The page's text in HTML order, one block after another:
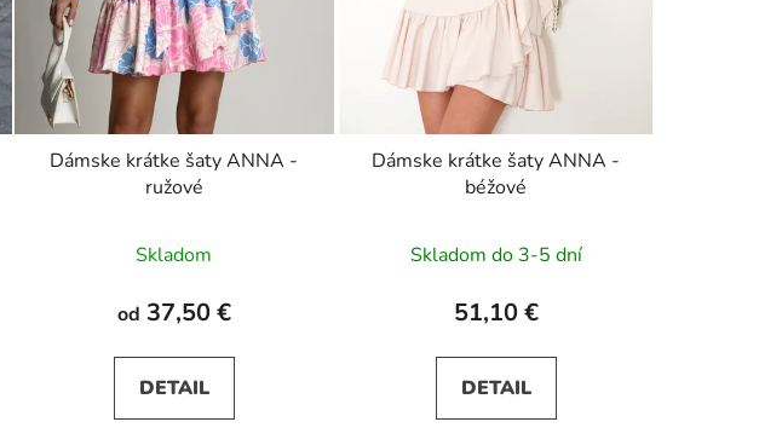
Dámske krátke šaty ANNA -
ružové
Skladom
od 37,50 €
DETAIL
Dámske krátke šaty ANNA -
béžové
Skladom do 3-5 dní
51,10 €
DETAIL